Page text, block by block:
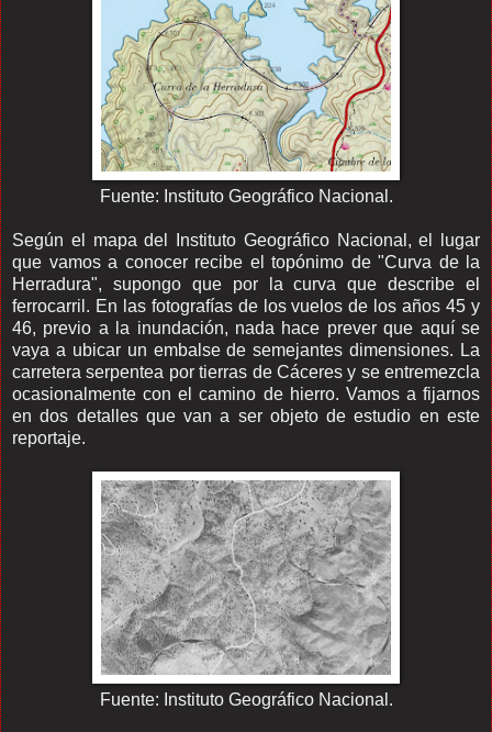
Fuente: Instituto Geográfico Nacional.
Según el mapa del Instituto Geográfico Nacional, el lugar
que vamos a conocer recibe el topónimo de "Curva de la
Herradura", supongo que por la curva que describe el
ferrocarril. En las fotografías de los vuelos de los años 45 y
46, previo a la inundación, nada hace prever que aquí se
vaya a ubicar un embalse de semejantes dimensiones. La
carretera serpentea por tierras de Cáceres y se entremezcla
ocasionalmente con el camino de hierro. Vamos a fijarnos
en dos detalles que van a ser objeto de estudio en este
reportaje.
Fuente: Instituto Geográfico Nacional.